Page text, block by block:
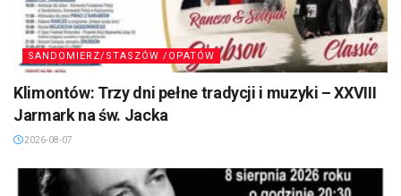
SANDOMIERZ/STASZÓW /OPATÓW
Klimontów: Trzy dni pełne tradycji i muzyki – XXVIII
Jarmark na św. Jacka
2026-08-07